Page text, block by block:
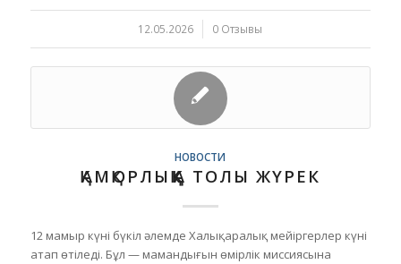
12.05.2026
/ 0 Отзывы
НОВОСТИ
ҚАМҚОРЛЫҚҚА ТОЛЫ ЖҮРЕК
12 мамыр күні бүкіл әлемде Халықаралық мейіргерлер күні
атап өтіледі. Бұл — мамандығын өмірлік миссиясына